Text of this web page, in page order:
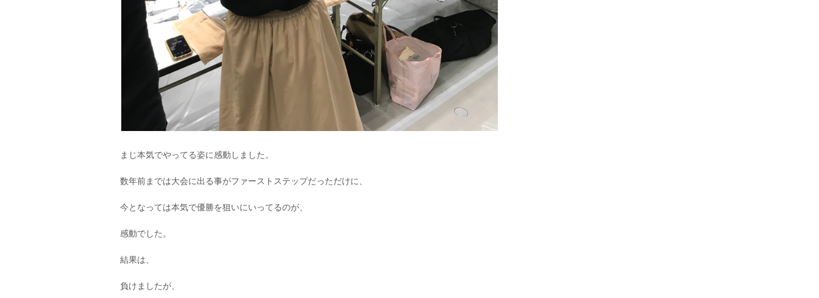
まじ本気でやってる姿に感動しました。
数年前までは大会に出る事がファーストステップだっただけに、
今となっては本気で優勝を狙いにいってるのが、
感動でした。
結果は、
負けましたが、